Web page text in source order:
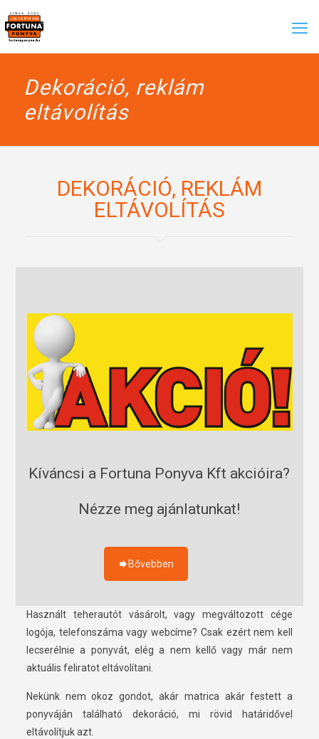
Dekoráció, reklám
eltávolítás
DEKORÁCIÓ, REKLÁM
ELTÁVOLÍTÁS
Kíváncsi a Fortuna Ponyva Kft akcióira?
Nézze meg ajánlatunkat!
Bővebben
Használt teherautót vásárolt, vagy megváltozott cége
logója, telefonszáma vagy webcíme? Csak ezért nem kell
lecserélnie a ponyvát, elég a nem kellő vagy már nem
aktuális feliratot eltávolítani.
Nekünk nem okoz gondot, akár matrica akár festett a
ponyváján található dekoráció, mi rövid határidővel
eltávolítjuk azt.